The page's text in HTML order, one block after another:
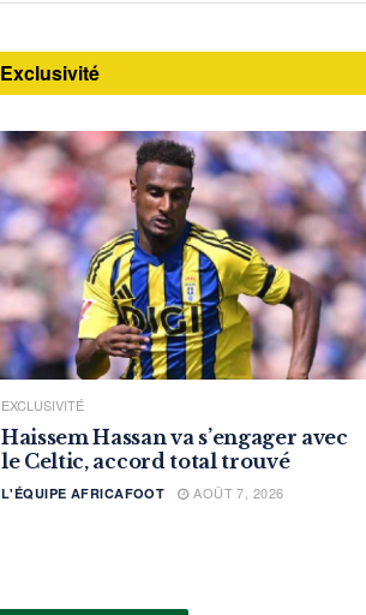
Exclusivité
EXCLUSIVITÉ
Haissem Hassan va s’engager avec
le Celtic, accord total trouvé
L'ÉQUIPE AFRICAFOOT AOÛT 7, 2026